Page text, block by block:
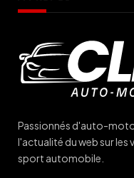
Passionnés d'auto-
l'actualité du web sur
sport automobile.